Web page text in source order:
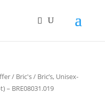
/ Bric's/ Bric’s, Unisex-
– BRE08031.019